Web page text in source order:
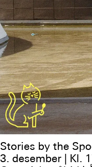
Stories by the
3. desember | Kl.